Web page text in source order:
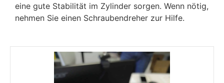
eine gute Stabilität im Zylinder sorgen. Wenn nötig,
nehmen Sie einen Schraubendreher zur Hilfe.